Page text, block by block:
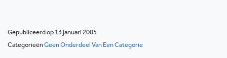
Gepubliceerd op 13 januari 2005
CategorieënGeen Onderdeel Van Een Categorie